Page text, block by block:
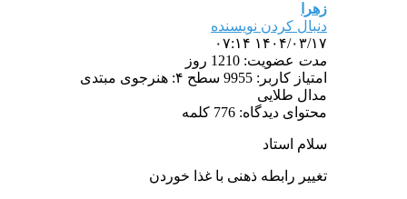
زهرا
دنبال کردن نویسنده
۱۴۰۴/۰۳/۱۷ ۰۷:۱۴
مدت عضویت: 1210 روز
امتیاز کاربر: 9955
سطح ۴: هنرجوی مبتدی
مدال طلایی
محتوای دیدگاه: 776 کلمه
سلام استاد
تغییر رابطه ذهنی با غذا خوردن